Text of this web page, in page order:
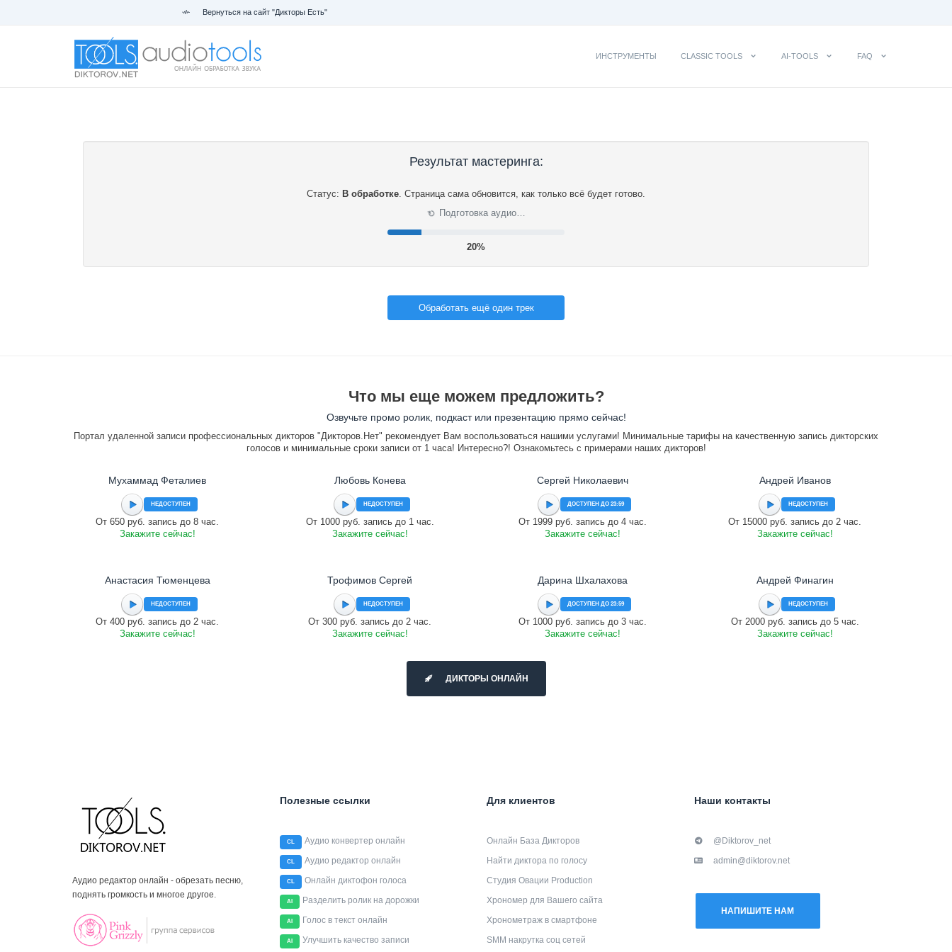
Вернуться на сайт "Дикторы Есть"
ИНСТРУМЕНТЫ CLASSIC TOOLS AI-TOOLS FAQ
Результат мастеринга:
Статус: В обработке. Страница сама обновится, как только всё будет готово.
⟳ Подготовка аудио…
20%
Обработать ещё один трек
Что мы еще можем предложить?
Озвучьте промо ролик, подкаст или презентацию прямо сейчас!
Портал удаленной записи профессиональных дикторов "Дикторов.Нет" рекомендует Вам воспользоваться нашими услугами! Минимальные тарифы на качественную запись дикторских
голосов и минимальные сроки записи от 1 часа! Интересно?! Ознакомьтесь с примерами наших дикторов!
Мухаммад Феталиев
НЕДОСТУПЕН
От 650 руб. запись до 8 час.
Закажите сейчас!
Любовь Конева
НЕДОСТУПЕН
От 1000 руб. запись до 1 час.
Закажите сейчас!
Сергей Николаевич
ДОСТУПЕН ДО 23:59
От 1999 руб. запись до 4 час.
Закажите сейчас!
Андрей Иванов
НЕДОСТУПЕН
От 15000 руб. запись до 2 час.
Закажите сейчас!
Анастасия Тюменцева
НЕДОСТУПЕН
От 400 руб. запись до 2 час.
Закажите сейчас!
Трофимов Сергей
НЕДОСТУПЕН
От 300 руб. запись до 2 час.
Закажите сейчас!
Дарина Шхалахова
ДОСТУПЕН ДО 23:59
От 1000 руб. запись до 3 час.
Закажите сейчас!
Андрей Финагин
НЕДОСТУПЕН
От 2000 руб. запись до 5 час.
Закажите сейчас!
ДИКТОРЫ ОНЛАЙН
Аудио редактор онлайн - обрезать песню,
поднять громкость и многое другое.
Полезные ссылки
CL Аудио конвертер онлайн
CL Аудио редактор онлайн
CL Онлайн диктофон голоса
AI Разделить ролик на дорожки
AI Голос в текст онлайн
AI Улучшить качество записи
Для клиентов
Онлайн База Дикторов
Найти диктора по голосу
Студия Овации Production
Хрономер для Вашего сайта
Хронометраж в смартфоне
SMM накрутка соц сетей
Наши контакты
@Diktorov_net
admin@diktorov.net
НАПИШИТЕ НАМ